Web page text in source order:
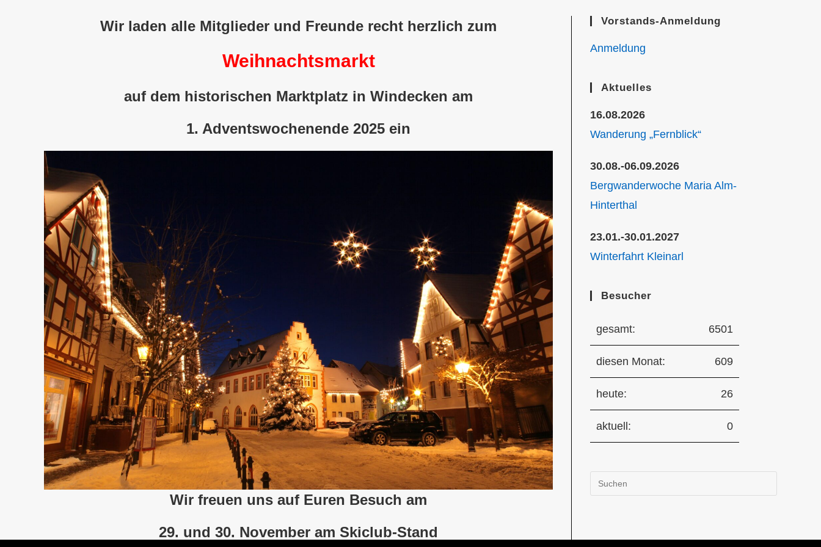
Wir laden alle Mitglieder und Freunde recht herzlich zum
Weihnachtsmarkt
auf dem historischen Marktplatz in Windecken am
1. Adventswochenende 2025 ein
Wir freuen uns auf Euren Besuch am
29. und 30. November am Skiclub-Stand
Vorstands-Anmeldung
Anmeldung
Aktuelles
16.08.2026
Wanderung „Fernblick“
30.08.-06.09.2026
Bergwanderwoche Maria Alm-
Hinterthal
23.01.-30.01.2027
Winterfahrt Kleinarl
Besucher
gesamt: 6501
diesen Monat: 609
heute: 26
aktuell: 0
Escape
the